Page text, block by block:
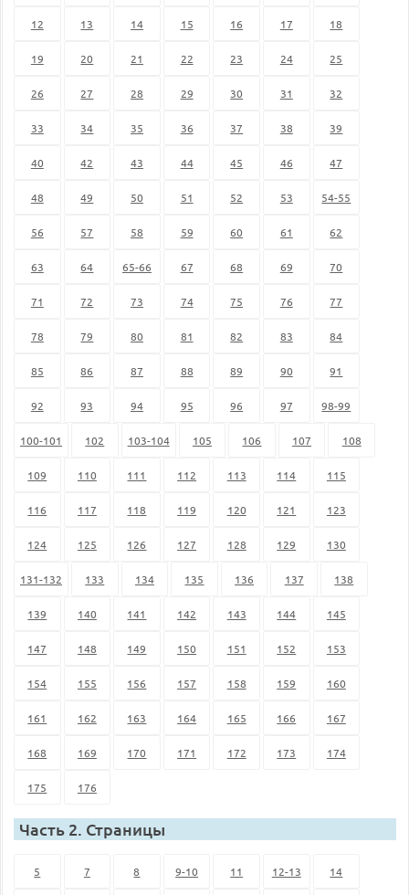
12 13 14 15 16 17 18
19 20 21 22 23 24 25
26 27 28 29 30 31 32
33 34 35 36 37 38 39
40 42 43 44 45 46 47
48 49 50 51 52 53 54-55
56 57 58 59 60 61 62
63 64 65-66 67 68 69 70
71 72 73 74 75 76 77
78 79 80 81 82 83 84
85 86 87 88 89 90 91
92 93 94 95 96 97 98-99
100-101 102 103-104 105 106 107 108
109 110 111 112 113 114 115
116 117 118 119 120 121 123
124 125 126 127 128 129 130
131-132 133 134 135 136 137 138
139 140 141 142 143 144 145
147 148 149 150 151 152 153
154 155 156 157 158 159 160
161 162 163 164 165 166 167
168 169 170 171 172 173 174
175 176
Часть 2. Страницы
5 7 8 9-10 11 12-13 14